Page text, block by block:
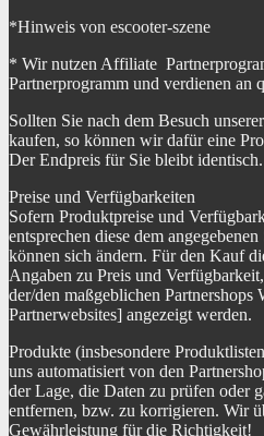
*Hinweis von escooter-szene
* Wir nutzen Affiliate
Partnerprogramm und verdienen an
Sollten Sie nach dem Besuch
kaufen, so können wir dafür eine
Der Endpreis für Sie bleibt identisch.
Preise und Verfügbarkeiten
Sofern Produktpreise und
entsprechen diese dem
können sich ändern. Für den Kauf
Angaben zu Preis und
der/den maßgeblichen Partnershops
Partnerwebsites] angezeigt werden.
Produkte (insbesondere
uns automatisiert von den
der Lage, die Daten zu prüfen oder
entfernen, bzw. zu korrigieren. Wir
Gewährleistung für die Richtigkeit!